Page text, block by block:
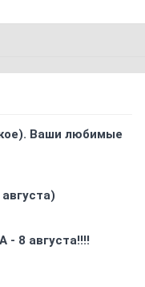
Ваши любимые
- 8 августа!!!!